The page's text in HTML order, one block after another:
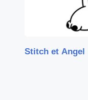
Stitch et Angel